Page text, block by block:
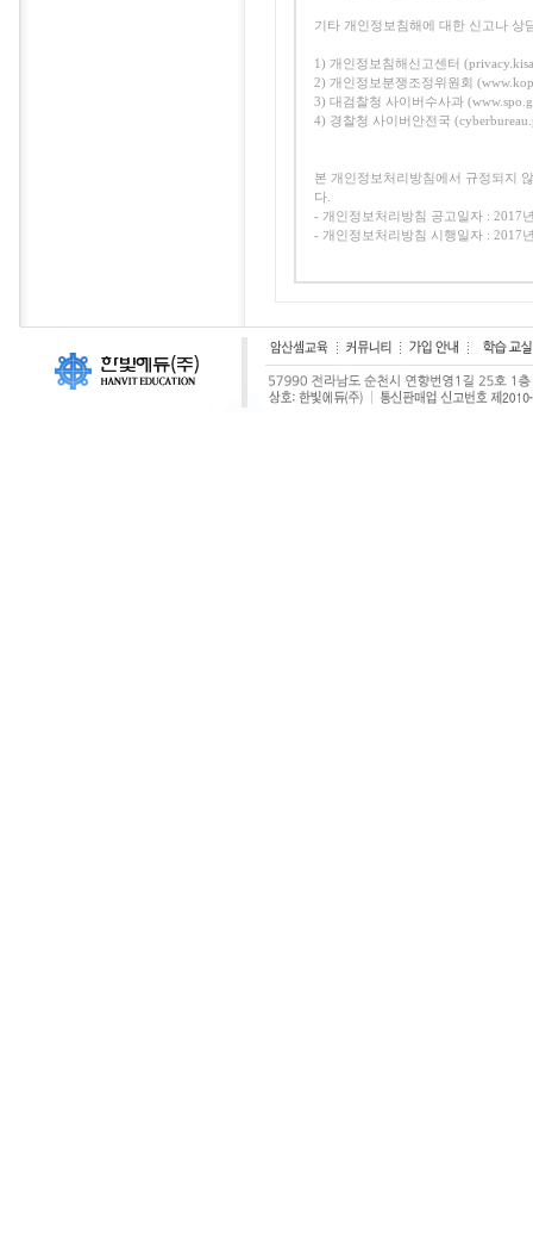
기타 개인정보침해에 대한 신고나 상
1) 개인정보침해신고센터
2) 개인정보분쟁조정위원회
3) 대검찰청 사이버수사과
4) 경찰청 사이버안전국
본 개인정보처리방침에서 규정되지
다.
- 개인정보처리방침 공고일자 : 2017
- 개인정보처리방침 시행일자 : 2017